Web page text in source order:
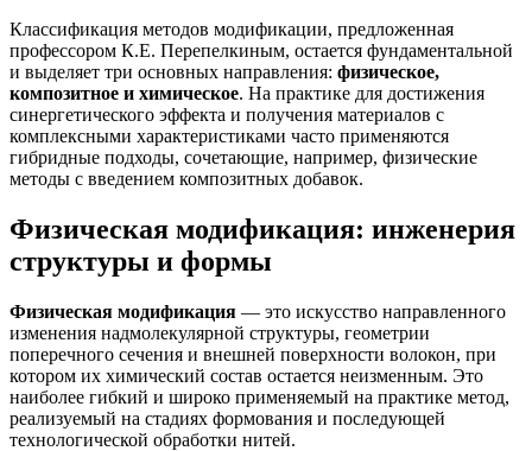
Классификация методов модификации, предложенная
профессором К.Е. Перепелкиным, остается фундаментальной
и выделяет три основных направления: физическое,
композитное и химическое. На практике для достижения
синергетического эффекта и получения материалов с
комплексными характеристиками часто применяются
гибридные подходы, сочетающие, например, физические
методы с введением композитных добавок.
Физическая модификация: инженерия
структуры и формы
Физическая модификация — это искусство направленного
изменения надмолекулярной структуры, геометрии
поперечного сечения и внешней поверхности волокон, при
котором их химический состав остается неизменным. Это
наиболее гибкий и широко применяемый на практике метод,
реализуемый на стадиях формования и последующей
технологической обработки нитей.